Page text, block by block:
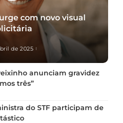
com novo visual
de 2025
anunciam gravidez
três”
do STF participam de